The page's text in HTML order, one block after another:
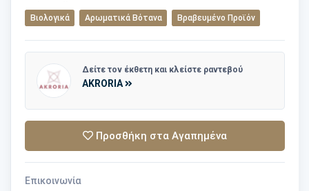
Βιολογικά Αρωματικά Βότανα Βραβευμένο Προϊόν
Δείτε τον έκθετη και κλείστε ραντεβού
AKRORIA
Προσθήκη στα Αγαπημένα
Επικοινωνία